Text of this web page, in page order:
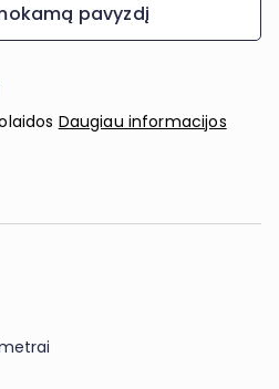
pavyzdį
Daugiau informacijos